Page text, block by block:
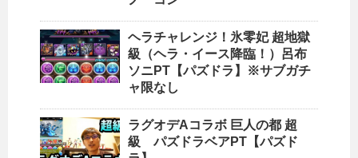
ヘラチャレンジ！氷零妃 超地獄
級（ヘラ・イース降臨！）呂布
ソニPT【パズドラ】※サブガチ
ャ限なし
ラグオデAコラボ 巨人の都 超
級 パズドラベアPT【パズド